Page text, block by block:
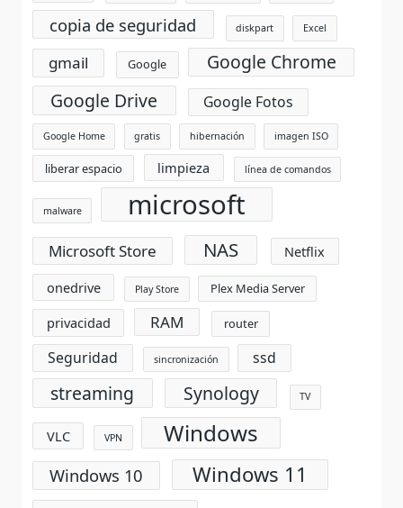
copia de seguridad diskpart Excel
gmail Google
Google Chrome
Google Drive
Google Fotos
Google Home gratis hibernación imagen ISO
liberar espacio limpieza línea de comandos
malware microsoft
Microsoft Store NAS
Netflix
onedrive
Play Store Plex Media Server
privacidad RAM router
Seguridad sincronización ssd
streaming Synology TV
VLC VPN Windows
Windows 10 Windows 11